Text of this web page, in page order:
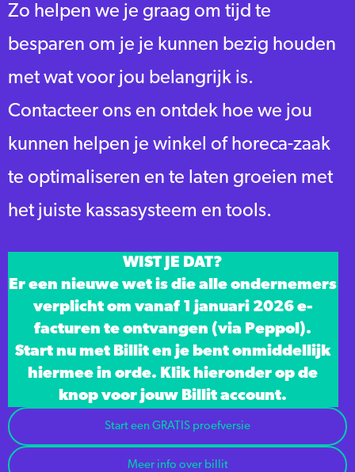
Zo helpen we je graag om tijd te
besparen om je je kunnen bezig houden
met wat voor jou belangrijk is.
Contacteer ons en ontdek hoe we jou
kunnen helpen je winkel of horeca-zaak
te optimaliseren en te laten groeien met
het juiste kassasysteem en tools.
WIST JE DAT?
Er een nieuwe wet is die alle ondernemers
verplicht om vanaf 1 januari 2026 e-
facturen te ontvangen (via Peppol).
Start nu met Billit en je bent onmiddellijk
hiermee in orde. Klik hieronder op de
knop voor jouw Billit account.
Start een GRATIS proefversie
Meer info over billit